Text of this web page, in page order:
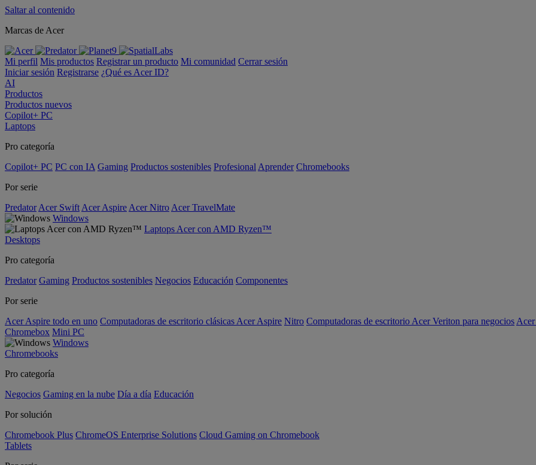
Saltar al contenido
Marcas de Acer
Mi perfil Mis productos Registrar un producto Mi comunidad Cerrar sesión
Iniciar sesión Registrarse ¿Qué es Acer ID?
AI
Productos
Productos nuevos
Copilot+ PC
Laptops
Pro categoría
Copilot+ PC PC con IA Gaming Productos sostenibles Profesional Aprender Chromebooks
Por serie
Predator Acer Swift Acer Aspire Acer Nitro Acer TravelMate
Windows
Laptops Acer con AMD Ryzen™
Desktops
Pro categoría
Predator Gaming Productos sostenibles Negocios Educación Componentes
Por serie
Acer Aspire todo en uno Computadoras de escritorio clásicas Acer Aspire Nitro Computadoras de escritorio Acer Veriton para negocios
Chromebox Mini PC
Windows
Chromebooks
Pro categoría
Negocios Gaming en la nube Día a día Educación
Por solución
Chromebook Plus ChromeOS Enterprise Solutions Cloud Gaming on Chromebook
Tablets